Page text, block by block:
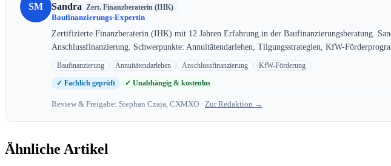
SM Sandra Zert. Finanzberaterin (IHK)
Baufinanzierungs-Expertin
Zertifizierte Finanzberaterin (IHK) mit 12 Jahren Erfahrung in der Baufinanzierungsberatung.
Anschlussfinanzierung. Schwerpunkte: Annuitätendarlehen, Tilgungsstrategien, KfW-
Baufinanzierung Annuitätendarlehen Anschlussfinanzierung KfW-Förderung
✓ Fachlich geprüft ✓ Unabhängig & kostenlos
Review & Freigabe: Stephan Czaja, CXMXO · Zur Redaktion →
Ähnliche Artikel